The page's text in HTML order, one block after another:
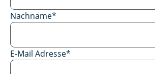
Nachname*
E-Mail Adresse*